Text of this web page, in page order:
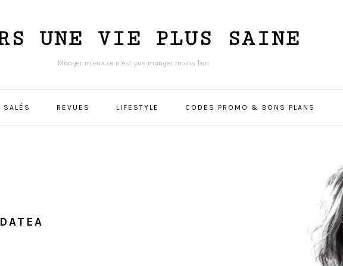
UNE VIE PLUS SAINE
Manger mieux ce n'est pas manger moins bon
SALÉS REVUES LIFESTYLE CODES PROMO & BONS PLANS
SIDEBAR